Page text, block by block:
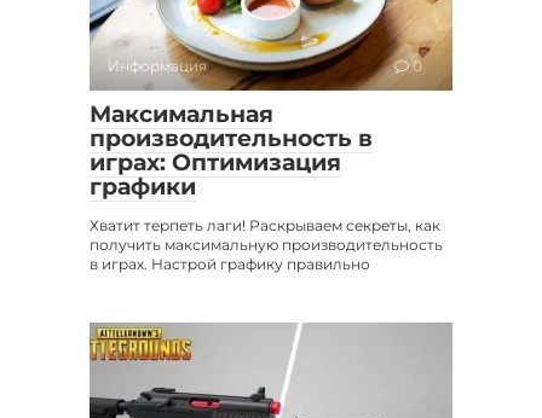
Информация 0
Максимальная
производительность в
играх: Оптимизация
графики
Хватит терпеть лаги! Раскрываем секреты, как
получить максимальную производительность
в играх. Настрой графику правильно